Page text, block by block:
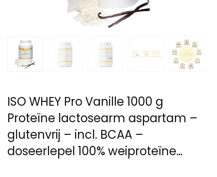
ISO WHEY Pro Vanille 1000 g
Proteïne lactosearm aspartam –
glutenvrij – incl. BCAA –
doseerlepel 100% weiproteïne…